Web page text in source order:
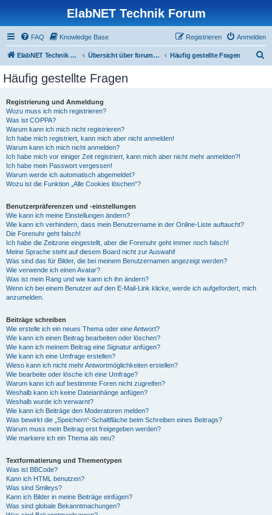
ElabNET Technik Forum
FAQ Knowledge Base Anmelden
Registrieren
ElabNET Technik Forum Übersicht über forum.timberwolf.io Häufig gestellte Fragen
Häufig gestellte Fragen
Registrierung und Anmeldung
Wozu muss ich mich registrieren?
Was ist COPPA?
Warum kann ich mich nicht registrieren?
Ich habe mich registriert, kann mich aber nicht anmelden!
Warum kann ich mich nicht anmelden?
Ich habe mich vor einiger Zeit registriert, kann mich aber nicht mehr anmelden?!
Ich habe mein Passwort vergessen!
Warum werde ich automatisch abgemeldet?
Wozu ist die Funktion „Alle Cookies löschen“?
Benutzerpräferenzen und -einstellungen
Wie kann ich meine Einstellungen ändern?
Wie kann ich verhindern, dass mein Benutzername in der Online-Liste auftaucht?
Die Forenuhr geht falsch!
Ich habe die Zeitzone eingestellt, aber die Forenuhr geht immer noch falsch!
Meine Sprache steht auf diesem Board nicht zur Auswahl!
Was sind das für Bilder, die bei meinem Benutzernamen angezeigt werden?
Wie verwende ich einen Avatar?
Was ist mein Rang und wie kann ich ihn ändern?
Wenn ich bei einem Benutzer auf den E-Mail-Link klicke, werde ich aufgefordert, mich
anzumelden.
Beiträge schreiben
Wie erstelle ich ein neues Thema oder eine Antwort?
Wie kann ich einen Beitrag bearbeiten oder löschen?
Wie kann ich meinem Beitrag eine Signatur anfügen?
Wie kann ich eine Umfrage erstellen?
Wieso kann ich nicht mehr Antwortmöglichkeiten erstellen?
Wie bearbeite oder lösche ich eine Umfrage?
Warum kann ich auf bestimmte Foren nicht zugreifen?
Weshalb kann ich keine Dateianhänge anfügen?
Weshalb wurde ich verwarnt?
Wie kann ich Beiträge den Moderatoren melden?
Was bewirkt die „Speichern“-Schaltfläche beim Schreiben eines Beitrags?
Warum muss mein Beitrag erst freigegeben werden?
Wie markiere ich ein Thema als neu?
Textformatierung und Thementypen
Was ist BBCode?
Kann ich HTML benutzen?
Was sind Smileys?
Kann ich Bilder in meine Beiträge einfügen?
Was sind globale Bekanntmachungen?